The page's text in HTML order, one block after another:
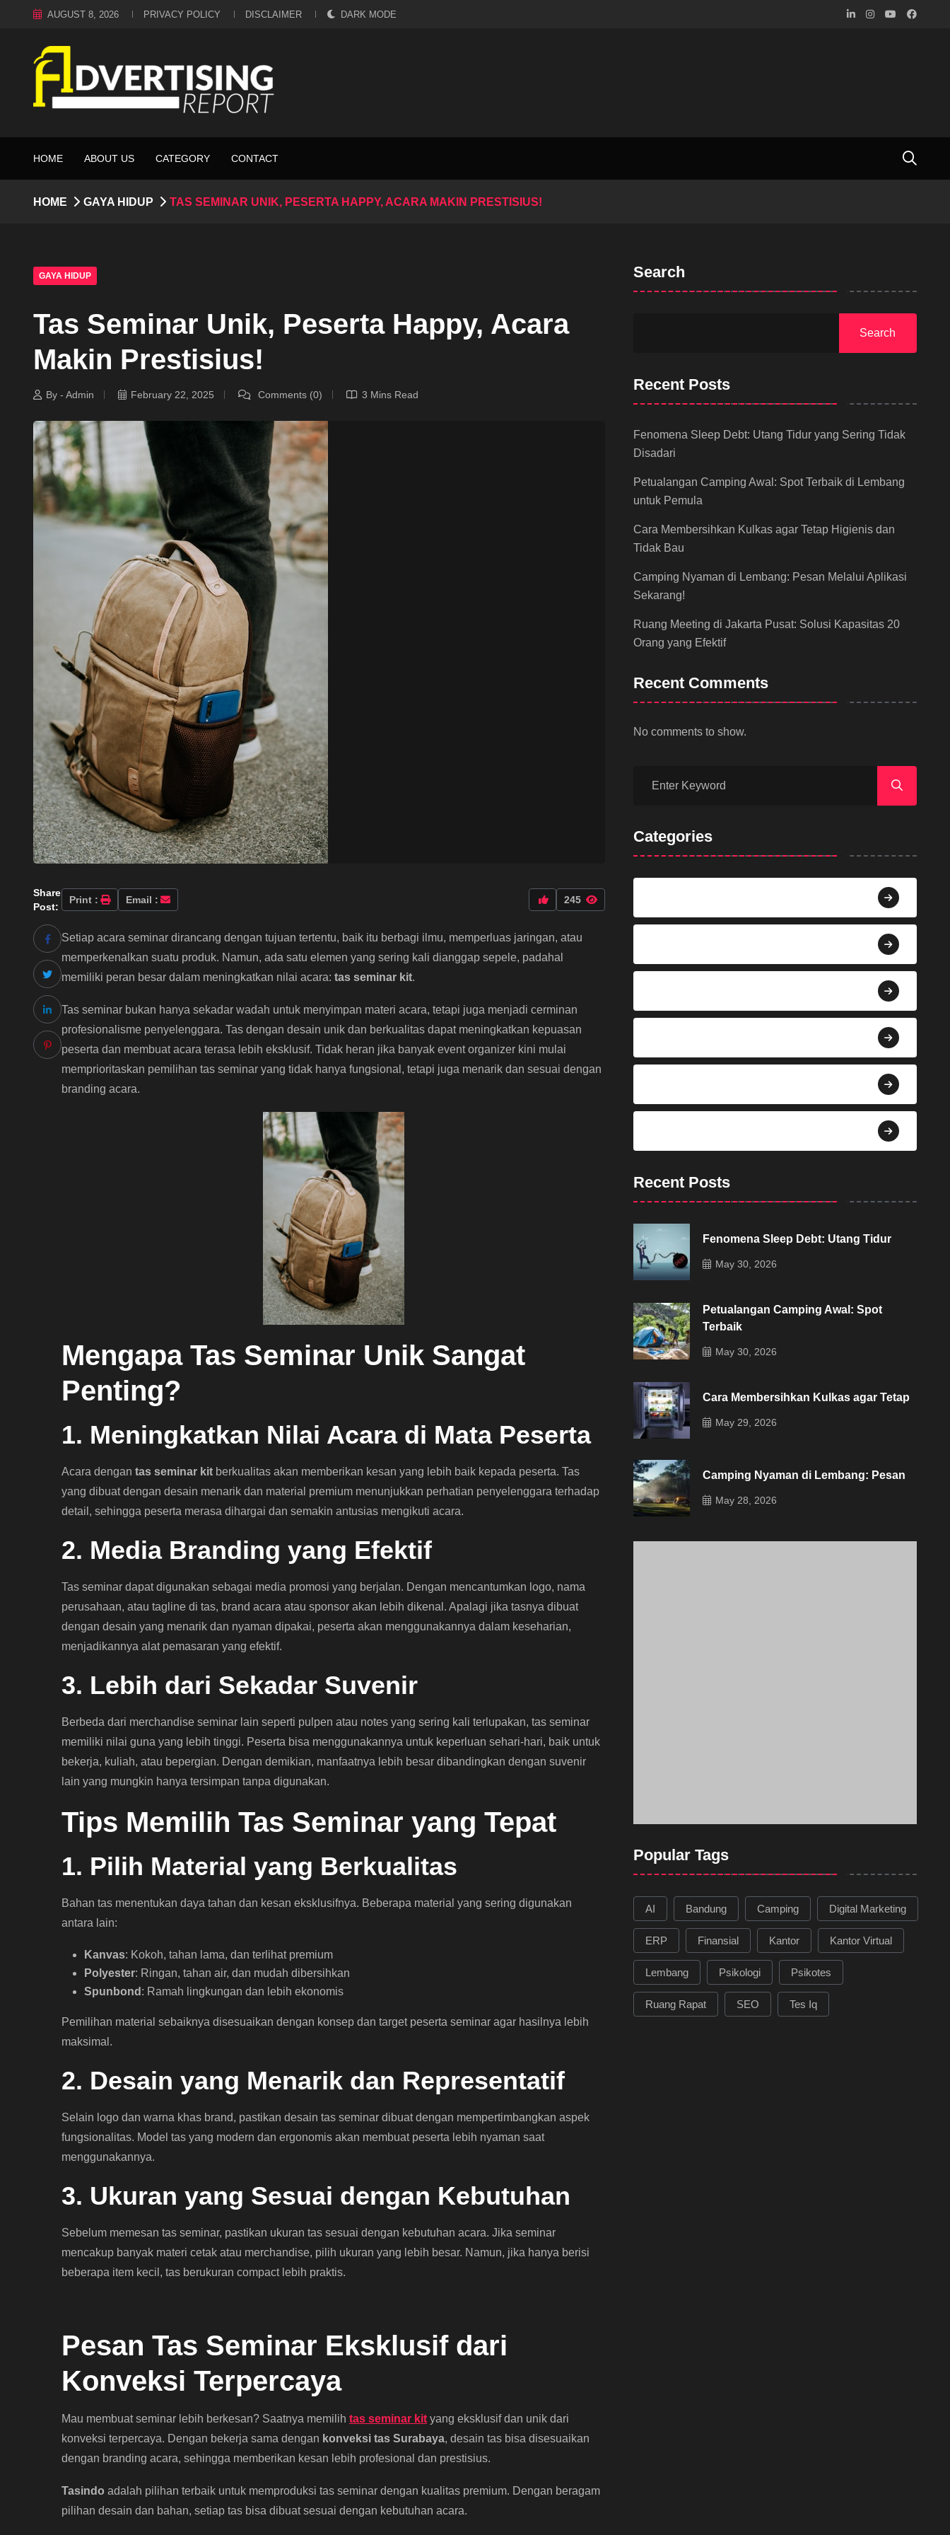
AUGUST 8, 2026 PRIVACY POLICY DISCLAIMER DARK MODE
HOME ABOUT US CATEGORY CONTACT
HOME GAYA HIDUP TAS SEMINAR UNIK, PESERTA HAPPY, ACARA MAKIN PRESTISIUS!
GAYA HIDUP
Tas Seminar Unik, Peserta Happy, Acara
Makin Prestisius!
By - Admin February 22, 2025 Comments (0) 3 Mins Read
Share
Post:
Print : Email : 245
Setiap acara seminar dirancang dengan tujuan tertentu, baik itu berbagi ilmu, memperluas jaringan, atau
memperkenalkan suatu produk. Namun, ada satu elemen yang sering kali dianggap sepele, padahal
memiliki peran besar dalam meningkatkan nilai acara: tas seminar kit.
Tas seminar bukan hanya sekadar wadah untuk menyimpan materi acara, tetapi juga menjadi cerminan
profesionalisme penyelenggara. Tas dengan desain unik dan berkualitas dapat meningkatkan kepuasan
peserta dan membuat acara terasa lebih eksklusif. Tidak heran jika banyak event organizer kini mulai
memprioritaskan pemilihan tas seminar yang tidak hanya fungsional, tetapi juga menarik dan sesuai dengan
branding acara.
Mengapa Tas Seminar Unik Sangat
Penting?
1. Meningkatkan Nilai Acara di Mata Peserta
Acara dengan tas seminar kit berkualitas akan memberikan kesan yang lebih baik kepada peserta. Tas
yang dibuat dengan desain menarik dan material premium menunjukkan perhatian penyelenggara terhadap
detail, sehingga peserta merasa dihargai dan semakin antusias mengikuti acara.
2. Media Branding yang Efektif
Tas seminar dapat digunakan sebagai media promosi yang berjalan. Dengan mencantumkan logo, nama
perusahaan, atau tagline di tas, brand acara atau sponsor akan lebih dikenal. Apalagi jika tasnya dibuat
dengan desain yang menarik dan nyaman dipakai, peserta akan menggunakannya dalam keseharian,
menjadikannya alat pemasaran yang efektif.
3. Lebih dari Sekadar Suvenir
Berbeda dari merchandise seminar lain seperti pulpen atau notes yang sering kali terlupakan, tas seminar
memiliki nilai guna yang lebih tinggi. Peserta bisa menggunakannya untuk keperluan sehari-hari, baik untuk
bekerja, kuliah, atau bepergian. Dengan demikian, manfaatnya lebih besar dibandingkan dengan suvenir
lain yang mungkin hanya tersimpan tanpa digunakan.
Tips Memilih Tas Seminar yang Tepat
1. Pilih Material yang Berkualitas
Bahan tas menentukan daya tahan dan kesan eksklusifnya. Beberapa material yang sering digunakan
antara lain:
Kanvas: Kokoh, tahan lama, dan terlihat premium
Polyester: Ringan, tahan air, dan mudah dibersihkan
Spunbond : Ramah lingkungan dan lebih ekonomis
Pemilihan material sebaiknya disesuaikan dengan konsep dan target peserta seminar agar hasilnya lebih
maksimal.
2. Desain yang Menarik dan Representatif
Selain logo dan warna khas brand, pastikan desain tas seminar dibuat dengan mempertimbangkan aspek
fungsionalitas. Model tas yang modern dan ergonomis akan membuat peserta lebih nyaman saat
menggunakannya.
3. Ukuran yang Sesuai dengan Kebutuhan
Sebelum memesan tas seminar, pastikan ukuran tas sesuai dengan kebutuhan acara. Jika seminar
mencakup banyak materi cetak atau merchandise, pilih ukuran yang lebih besar. Namun, jika hanya berisi
beberapa item kecil, tas berukuran compact lebih praktis.
Pesan Tas Seminar Eksklusif dari
Konveksi Terpercaya
Mau membuat seminar lebih berkesan? Saatnya memilih tas seminar kit yang eksklusif dan unik dari
konveksi terpercaya. Dengan bekerja sama dengan konveksi tas Surabaya, desain tas bisa disesuaikan
dengan branding acara, sehingga memberikan kesan lebih profesional dan prestisius.
Tasindo adalah pilihan terbaik untuk memproduksi tas seminar dengan kualitas premium. Dengan beragam
pilihan desain dan bahan, setiap tas bisa dibuat sesuai dengan kebutuhan acara.
Search
Search
Recent Posts
Fenomena Sleep Debt: Utang Tidur yang Sering Tidak
Disadari
Petualangan Camping Awal: Spot Terbaik di Lembang
untuk Pemula
Cara Membersihkan Kulkas agar Tetap Higienis dan
Tidak Bau
Camping Nyaman di Lembang: Pesan Melalui Aplikasi
Sekarang!
Ruang Meeting di Jakarta Pusat: Solusi Kapasitas 20
Orang yang Efektif
Recent Comments
No comments to show.
Categories
Recent Posts
Fenomena Sleep Debt: Utang Tidur
May 30, 2026
Petualangan Camping Awal: Spot
Terbaik
May 30, 2026
Cara Membersihkan Kulkas agar Tetap
May 29, 2026
Camping Nyaman di Lembang: Pesan
May 28, 2026
Popular Tags
AI Bandung Camping Digital Marketing
ERP Finansial Kantor Kantor Virtual
Lembang Psikologi Psikotes
Ruang Rapat SEO Tes Iq